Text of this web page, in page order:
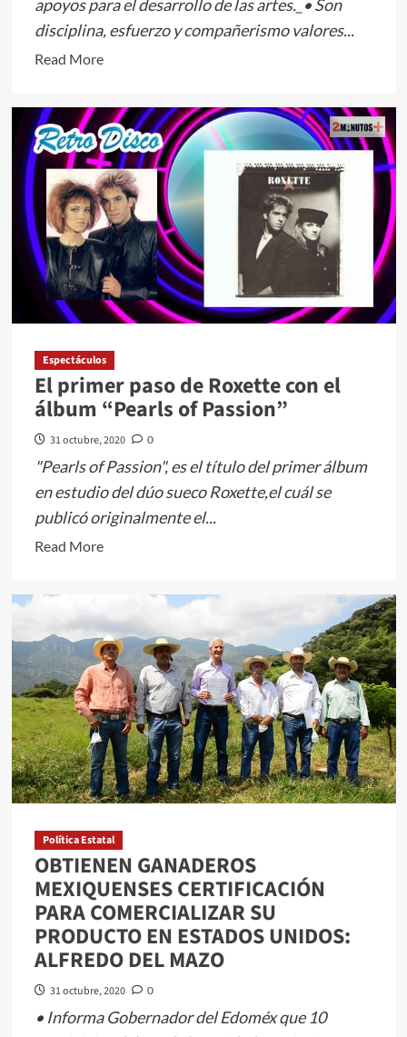
apoyos para el desarrollo de las artes._• Son
disciplina, esfuerzo y compañerismo valores...
Read MoreRead
about
AUDICIONAN
MEXIQUENSES
PARA
OBTENER
LA
BECA
“ELISA
CARRILLO”
EN
CATEGORÍA
Espectáculos
El primer paso de Roxette con el
álbum “Pearls of Passion”
31 octubre, 2020 0
"Pearls of Passion", es el título del primer álbum
en estudio del dúo sueco Roxette,el cuál se
publicó originalmente el...
Read MoreRead
El
primer
paso
de
Roxette
con
el
álbum
“Pearls
Passion”
Política Estatal
OBTIENEN GANADEROS
MEXIQUENSES CERTIFICACIÓN
PARA COMERCIALIZAR SU
PRODUCTO EN ESTADOS UNIDOS:
ALFREDO DEL MAZO
31 octubre, 2020 0
• Informa Gobernador del Edoméx que 10